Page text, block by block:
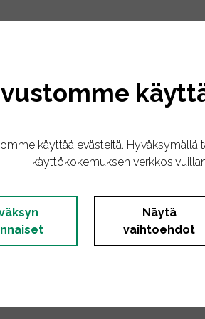
14% sydäntä, 10% maksaa, 5%
lohiöljyä*.
1000mg.
kalsiumia, 0,23% fosforia,
käyttää evästeitä. Hyväksymällä
käyttökokemuksen
Näytä
vaihtoehdot